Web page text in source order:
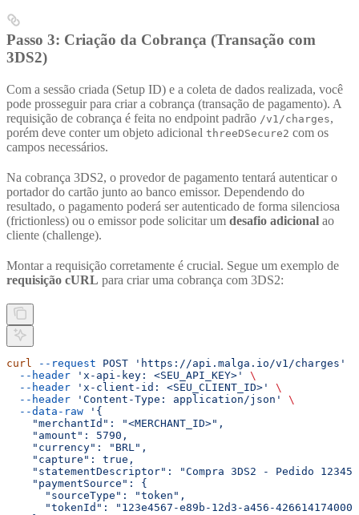
Passo 3: Criação da Cobrança (Transação com
3DS2)
Com a sessão criada (Setup ID) e a coleta de dados realizada, você
pode prosseguir para criar a cobrança (transação de pagamento). A
requisição de cobrança é feita no endpoint padrão /v1/charges,
porém deve conter um objeto adicional threeDSecure2 com os
campos necessários.
Na cobrança 3DS2, o provedor de pagamento tentará autenticar o
portador do cartão junto ao banco emissor. Dependendo do
resultado, o pagamento poderá ser autenticado de forma silenciosa
(frictionless) ou o emissor pode solicitar um desafio adicional ao
cliente (challenge).
Montar a requisição corretamente é crucial. Segue um exemplo de
requisição cURL para criar uma cobrança com 3DS2:
curl --request POST 'https://api.malga.io/v1/charges'
  --header
'x-api-key: <SEU_API_KEY>'
\
  --header
'x-client-id: <SEU_CLIENT_ID>'
\
  --header
'Content-Type: application/json'
\
  --data-raw
'{
    "merchantId": "<MERCHANT_ID>",
    "amount": 5790,
    "currency": "BRL",
    "capture": true,
"statementDescriptor": "Compra 3DS2 - Pedido
    "paymentSource": {
      "sourceType": "token",
      "tokenId": "123e4567-e89b-12d3-a456-426614174000"